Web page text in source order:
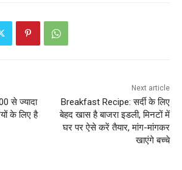
से ज्यादा
के लिए है
Next article
Breakfast Recipe: सर्दी के लिए
बेहद खास है बाजरा इडली, मिनटों में
घर पर ऐसे करें तैयार, मांग-मांगकर
खाएंगे बच्चे